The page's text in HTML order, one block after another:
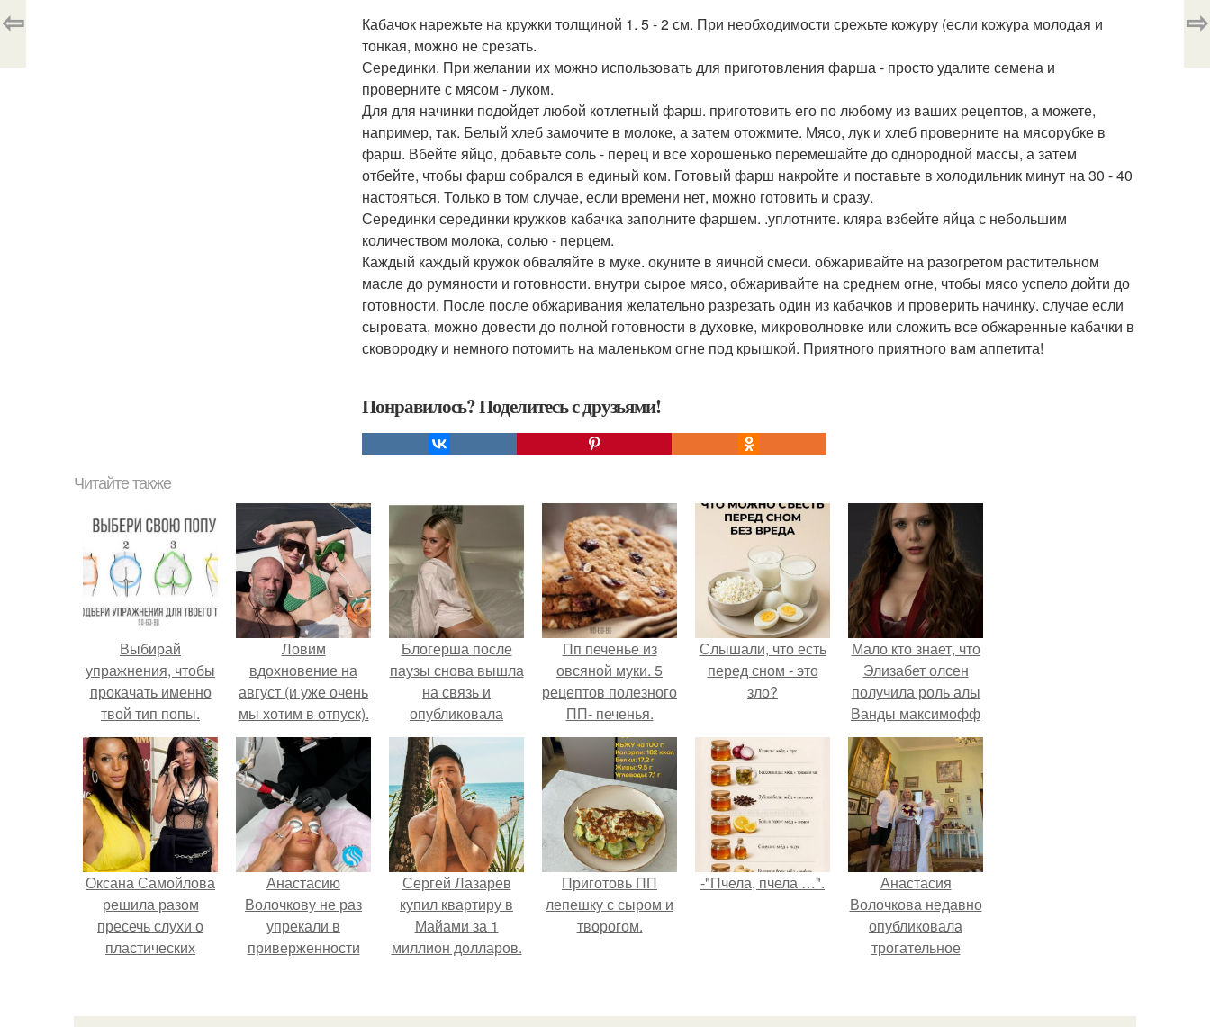
Кабачок нарежьте на кружки толщиной 1. 5 - 2 см. При необходимости срежьте кожуру (если кожура молодая и
тонкая, можно не срезать.
Серединки. При желании их можно использовать для приготовления фарша - просто удалите семена и
проверните с мясом - луком.
Для для начинки подойдет любой котлетный фарш. приготовить его по любому из ваших рецептов, а можете,
например, так. Белый хлеб замочите в молоке, а затем отожмите. Мясо, лук и хлеб проверните на мясорубке в
фарш. Вбейте яйцо, добавьте соль - перец и все хорошенько перемешайте до однородной массы, а затем
отбейте, чтобы фарш собрался в единый ком. Готовый фарш накройте и поставьте в холодильник минут на 30 - 40
настояться. Только в том случае, если времени нет, можно готовить и сразу.
Серединки серединки кружков кабачка заполните фаршем. .уплотните. кляра взбейте яйца с небольшим
количеством молока, солью - перцем.
Каждый каждый кружок обваляйте в муке. окуните в яичной смеси. обжаривайте на разогретом растительном
масле до румяности и готовности. внутри сырое мясо, обжаривайте на среднем огне, чтобы мясо успело дойти до
готовности. После после обжаривания желательно разрезать один из кабачков и проверить начинку. случае если
сыровата, можно довести до полной готовности в духовке, микроволновке или сложить все обжаренные кабачки в
сковородку и немного потомить на маленьком огне под крышкой. Приятного приятного вам аппетита!
Понравилось? Поделитесь с друзьями!
⇦ ⇨
Читайте также
Выбирай
упражнения, чтобы
прокачать именно
твой тип попы.
Ловим
вдохновение на
август (и уже очень
мы хотим в отпуск).
Блогерша после
паузы снова вышла
на связь и
опубликовала
свежую серию
кадров из спальни.
Пп печенье из
овсяной муки. 5
рецептов полезного
ПП- печенья.
Слышали, что есть
перед сном - это
зло?
Мало кто знает, что
Элизабет олсен
получила роль алы
Ванды максимофф
не сразу.
Оксана Самойлова
решила разом
пресечь слухи о
пластических
прояснила
Анастасию
Волочкову не раз
упрекали в
приверженности
Сергей Лазарев
купил квартиру в
Майами за 1
миллион долларов.
Приготовь ПП
лепешку с сыром и
творогом.
-"Пчела, пчела …".
Анастасия
Волочкова недавно
опубликовала
трогательное
которой она